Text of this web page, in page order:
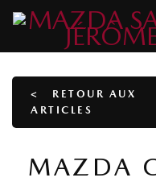
<
RETOUR AUX
ARTICLES
MAZDA